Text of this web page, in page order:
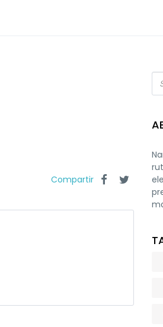
Compartir